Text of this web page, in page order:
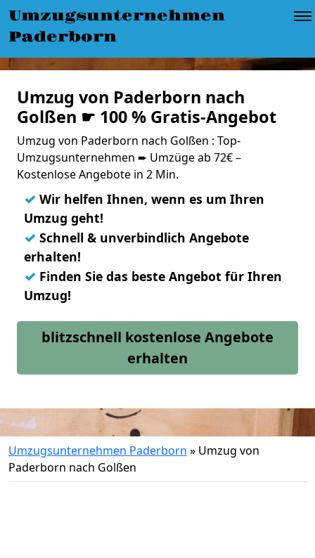
Umzugsunternehmen
Paderborn
Umzug von Paderborn nach
Golßen ☛ 100 % Gratis-Angebot
Umzug von Paderborn nach Golßen : Top-
Umzugsunternehmen ➨ Umzüge ab 72€ –
Kostenlose Angebote in 2 Min.
✓ Wir helfen Ihnen, wenn es um Ihren
Umzug geht!
✓ Schnell & unverbindlich Angebote
erhalten!
✓ Finden Sie das beste Angebot für Ihren
Umzug!
blitzschnell kostenlose Angebote
erhalten
Umzugsunternehmen Paderborn » Umzug von
Paderborn nach Golßen